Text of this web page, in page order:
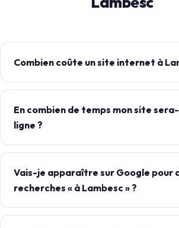
Combien coûte un site internet à
En combien de temps mon site
ligne ?
Vais-je apparaître sur Google pour
recherches « à Lambesc » ?